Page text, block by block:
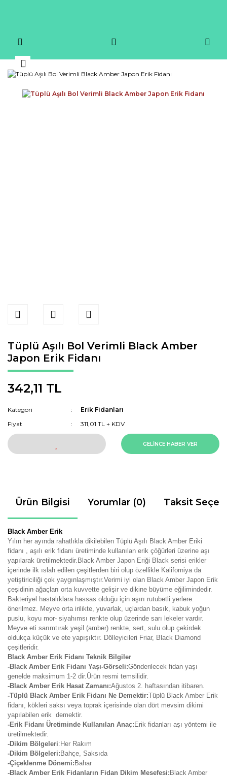
Tüplü Aşılı Bol Verimli Black Amber
Japon Erik Fidanı
342,11 TL
Kategori
Erik Fidanları
Fiyat
311,01 TL + KDV
GELİNCE HABER VER
Ürün Bilgisi Yorumlar (0) Taksit
Black Amber Erik
Yılın her ayında rahatlıkla dikilebilen Tüplü Aşılı Black Amber Eriki
fidanı , aşılı erik fidanı üretiminde kullanılan erik çöğürleri üzerine aşı
yapılarak üretilmektedir.Black Amber Japon Eriği Black serisi erikler
içerinde ilk ıslah edilen çeşitlerden biri olup özellikle Kaliforniya da
yetiştiriciliği çok yaygınlaşmıştır.Verimi iyi olan Black Amber Japon Erik
çeşidinin ağaçları orta kuvvette gelişir ve dikine büyüme eğilimindedir.
Bakteriyel hastalıklara hassas olduğu için aşırı rutubetli yerlere.
önerilmez. Meyve orta irilikte, yuvarlak, uçlardan basık, kabuk yoğun
puslu, koyu mor- siyahımsı renkte olup üzerinde sarı lekeler vardır.
Meyve eti sarımtırak yeşil (amber) renkte, sert, sulu olup çekirdek
oldukça küçük ve ete yapışıktır. Dölleyicileri Friar, Black Diamond
çeşitleridir.
Black Amber Erik Fidanı Teknik Bilgiler
-Black Amber Erik Fidanı Yaşı-Görseli:Gönderilecek fidan yaşı
genelde maksimum 1-2 dir.Ürün resmi temsilidir.
-Black Amber Erik Hasat Zamanı:Ağustos 2. haftasından itibaren.
-Tüplü Black Amber Erik Fidanı Ne Demektir:Tüplü Black Amber Erik
fidanı, kökleri saksı veya toprak içerisinde olan dört mevsim dikimi
yapılabilen erik demektir.
-Erik Fidanı Üretiminde Kullanılan Anaç: Erik fidanları aşı yöntemi ile
üretilmektedir.
-Dikim Bölgeleri:Her Rakım
-Dikim Bölgeleri: Bahçe, Saksıda
-Çiçeklenme Dönemi: Bahar
-Black Amber Erik Fidanların Fidan Dikim Mesefesi: Black Amber